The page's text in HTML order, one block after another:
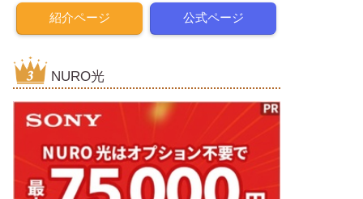
紹介ページ 公式ページ
NURO光